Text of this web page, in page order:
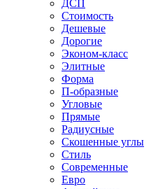
ДСП
Стоимость
Дешевые
Дорогие
Эконом-класс
Элитные
Форма
П-образные
Угловые
Прямые
Радиусные
Скошенные углы
Стиль
Современные
Евро